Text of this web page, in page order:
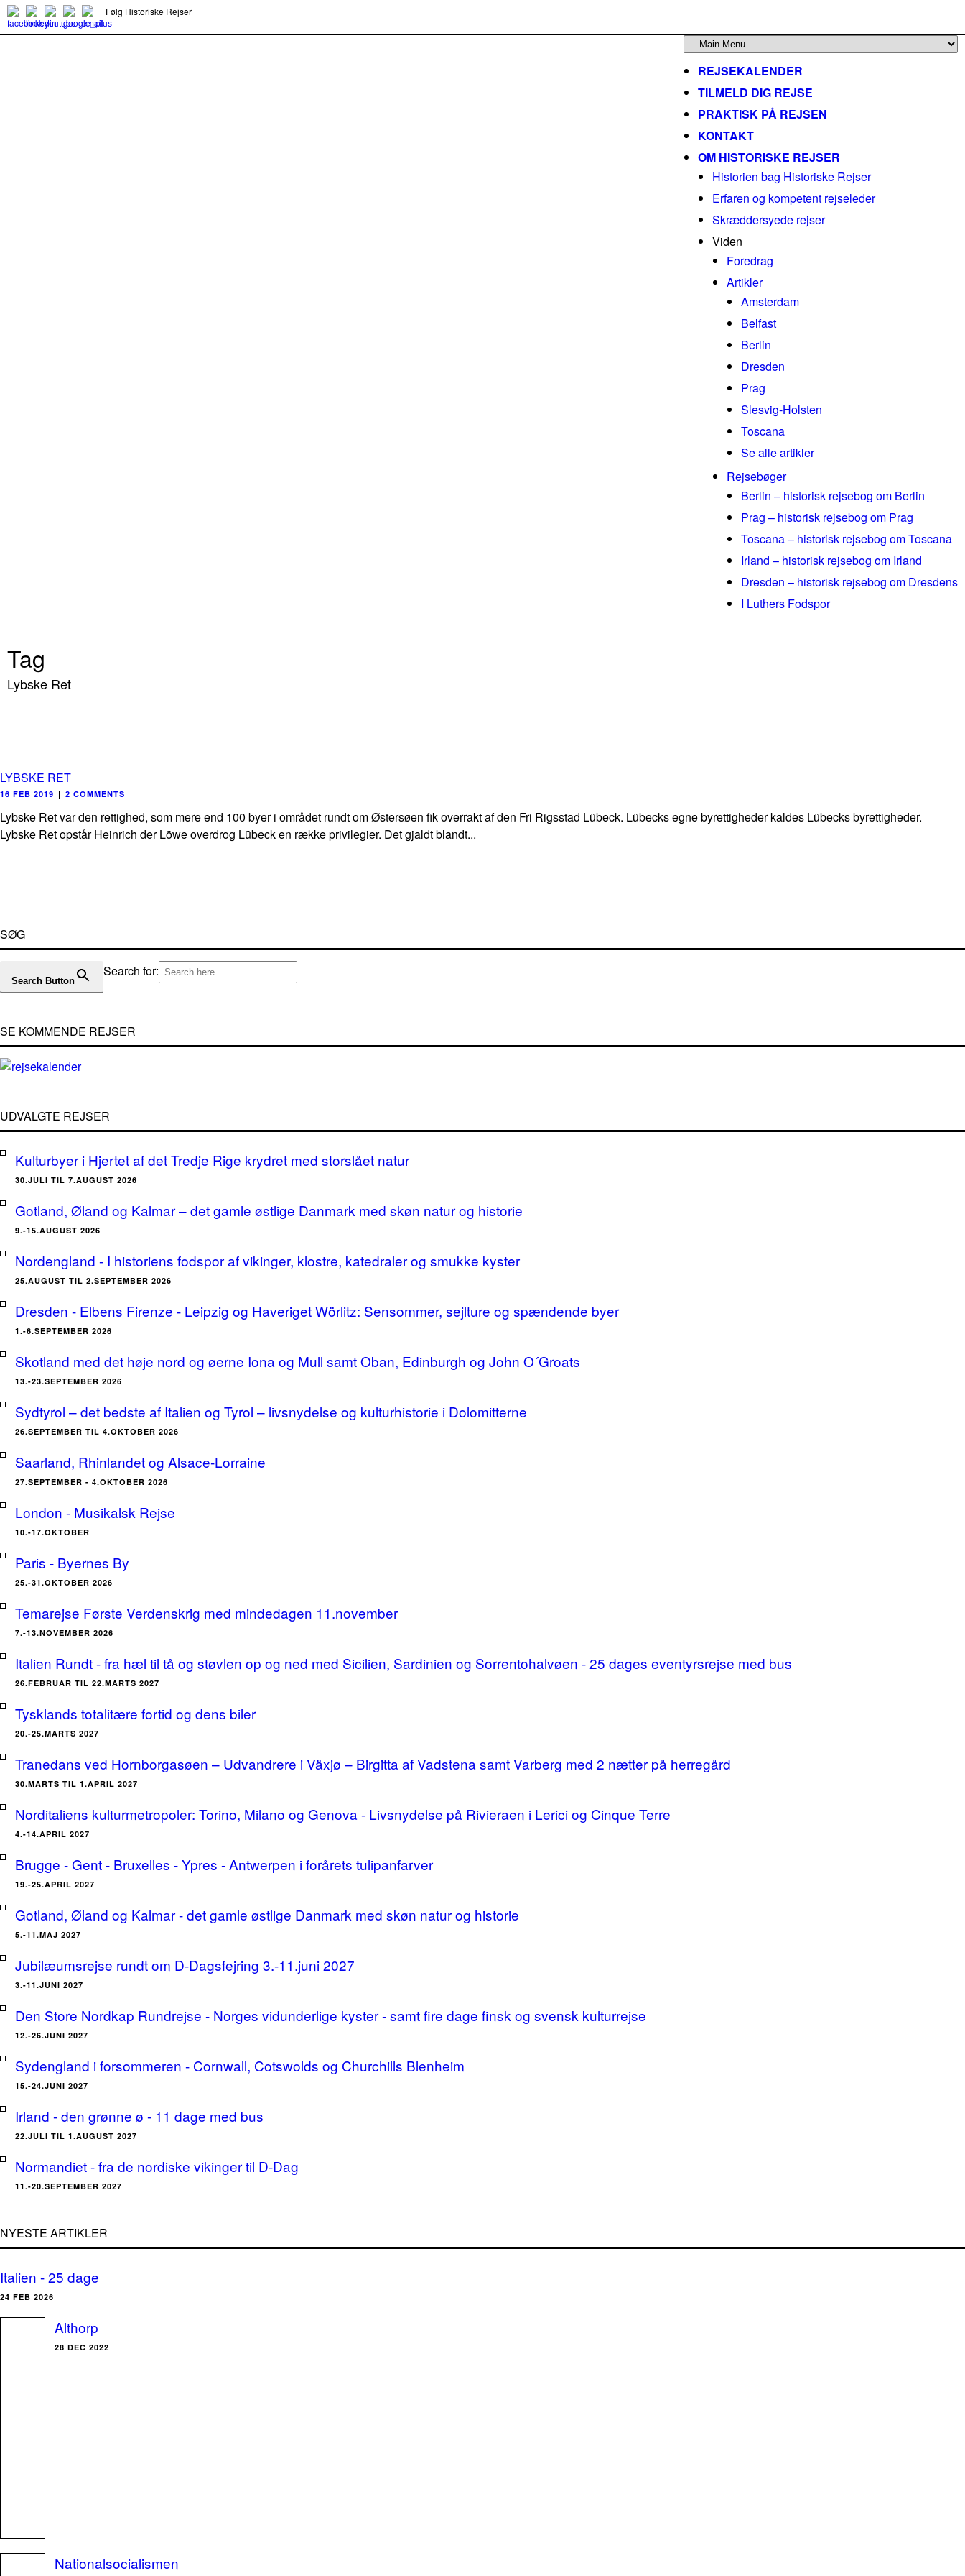
Følg Historiske Rejser
REJSEKALENDER
TILMELD DIG REJSE
PRAKTISK PÅ REJSEN
KONTAKT
OM HISTORISKE REJSER
Historien bag Historiske Rejser
Erfaren og kompetent rejseleder
Skræddersyede rejser
Viden
Foredrag
Artikler
Amsterdam
Belfast
Berlin
Dresden
Prag
Slesvig-Holsten
Toscana
Se alle artikler
Rejsebøger
Berlin – historisk rejsebog om Berlin
Prag – historisk rejsebog om Prag
Toscana – historisk rejsebog om Toscana
Irland – historisk rejsebog om Irland
Dresden – historisk rejsebog om Dresdens
I Luthers Fodspor
Tag
Lybske Ret
LYBSKE RET
16 FEB 2019 | 2 COMMENTS
Lybske Ret var den rettighed, som mere end 100 byer i området rundt om Østersøen fik overrakt af den Fri Rigsstad Lübeck. Lübecks egne byrettigheder kaldes Lübecks byrettigheder.
Lybske Ret opstår Heinrich der Löwe overdrog Lübeck en række privilegier. Det gjaldt blandt...
SØG
Search for:
Search Button
SE KOMMENDE REJSER
UDVALGTE REJSER
Kulturbyer i Hjertet af det Tredje Rige krydret med storslået natur
30.JULI TIL 7.AUGUST 2026
Gotland, Øland og Kalmar – det gamle østlige Danmark med skøn natur og historie
9.-15.AUGUST 2026
Nordengland - I historiens fodspor af vikinger, klostre, katedraler og smukke kyster
25.AUGUST TIL 2.SEPTEMBER 2026
Dresden - Elbens Firenze - Leipzig og Haveriget Wörlitz: Sensommer, sejlture og spændende byer
1.-6.SEPTEMBER 2026
Skotland med det høje nord og øerne Iona og Mull samt Oban, Edinburgh og John O´Groats
13.-23.SEPTEMBER 2026
Sydtyrol – det bedste af Italien og Tyrol – livsnydelse og kulturhistorie i Dolomitterne
26.SEPTEMBER TIL 4.OKTOBER 2026
Saarland, Rhinlandet og Alsace-Lorraine
27.SEPTEMBER - 4.OKTOBER 2026
London - Musikalsk Rejse
10.-17.OKTOBER
Paris - Byernes By
25.-31.OKTOBER 2026
Temarejse Første Verdenskrig med mindedagen 11.november
7.-13.NOVEMBER 2026
Italien Rundt - fra hæl til tå og støvlen op og ned med Sicilien, Sardinien og Sorrentohalvøen - 25 dages eventyrsrejse med bus
26.FEBRUAR TIL 22.MARTS 2027
Tysklands totalitære fortid og dens biler
20.-25.MARTS 2027
Tranedans ved Hornborgasøen – Udvandrere i Växjø – Birgitta af Vadstena samt Varberg med 2 nætter på herregård
30.MARTS TIL 1.APRIL 2027
Norditaliens kulturmetropoler: Torino, Milano og Genova - Livsnydelse på Rivieraen i Lerici og Cinque Terre
4.-14.APRIL 2027
Brugge - Gent - Bruxelles - Ypres - Antwerpen i forårets tulipanfarver
19.-25.APRIL 2027
Gotland, Øland og Kalmar - det gamle østlige Danmark med skøn natur og historie
5.-11.MAJ 2027
Jubilæumsrejse rundt om D-Dagsfejring 3.-11.juni 2027
3.-11.JUNI 2027
Den Store Nordkap Rundrejse - Norges vidunderlige kyster - samt fire dage finsk og svensk kulturrejse
12.-26.JUNI 2027
Sydengland i forsommeren - Cornwall, Cotswolds og Churchills Blenheim
15.-24.JUNI 2027
Irland - den grønne ø - 11 dage med bus
22.JULI TIL 1.AUGUST 2027
Normandiet - fra de nordiske vikinger til D-Dag
11.-20.SEPTEMBER 2027
NYESTE ARTIKLER
Italien - 25 dage
24 FEB 2026
Althorp
28 DEC 2022
Nationalsocialismen